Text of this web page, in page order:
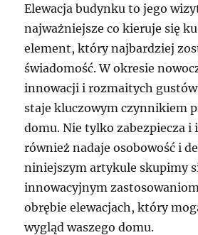
Elewacja budynku to jego
najważniejsze co kieruje się
element, który najbardziej
świadomość. W okresie
innowacji i rozmaitych
staje kluczowym czynnikiem
domu. Nie tylko zabezpiecza i
również nadaje osobowość i
niniejszym artykule skupimy
innowacyjnym
obrębie elewacjach, który
wygląd waszego domu.